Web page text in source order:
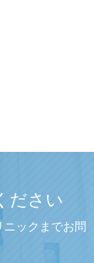
ださい
ックまでお問